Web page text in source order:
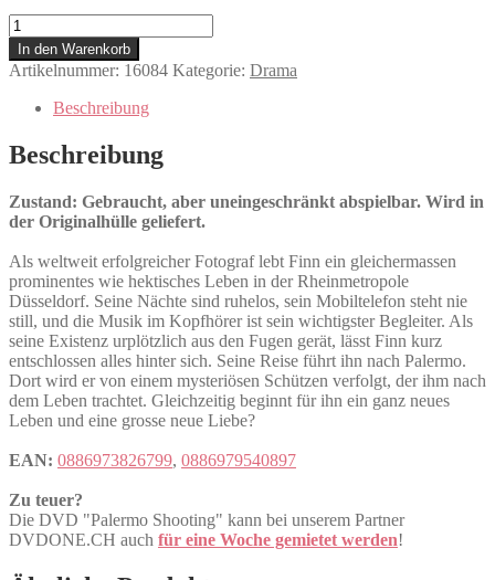
Palermo
Shooting
Menge
In den Warenkorb
Artikelnummer: 16084 Kategorie: Drama
Beschreibung
Beschreibung
Zustand: Gebraucht, aber uneingeschränkt abspielbar. Wird in
der Originalhülle geliefert.
Als weltweit erfolgreicher Fotograf lebt Finn ein gleichermassen
prominentes wie hektisches Leben in der Rheinmetropole
Düsseldorf. Seine Nächte sind ruhelos, sein Mobiltelefon steht nie
still, und die Musik im Kopfhörer ist sein wichtigster Begleiter. Als
seine Existenz urplötzlich aus den Fugen gerät, lässt Finn kurz
entschlossen alles hinter sich. Seine Reise führt ihn nach Palermo.
Dort wird er von einem mysteriösen Schützen verfolgt, der ihm nach
dem Leben trachtet. Gleichzeitig beginnt für ihn ein ganz neues
Leben und eine grosse neue Liebe?
EAN: 0886973826799, 0886979540897
Zu teuer?
Die DVD "Palermo Shooting" kann bei unserem Partner
DVDONE.CH auch für eine Woche gemietet werden!